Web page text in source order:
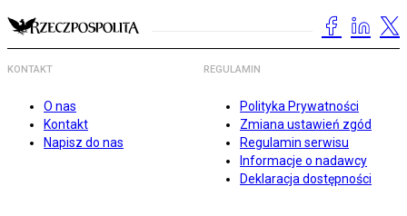
KONTAKT
O nas
Kontakt
Napisz do nas
REGULAMIN
Polityka Prywatności
Zmiana ustawień zgód
Regulamin serwisu
Informacje o nadawcy
Deklaracja dostępności